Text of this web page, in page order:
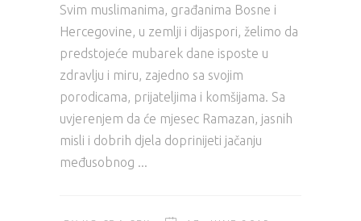
Svim muslimanima, građanima Bosne i
Hercegovine, u zemlji i dijaspori, želimo da
predstojeće mubarek dane isposte u
zdravlju i miru, zajedno sa svojim
porodicama, prijateljima i komšijama. Sa
uvjerenjem da će mjesec Ramazan, jasnih
misli i dobrih djela doprinijeti jačanju
međusobnog